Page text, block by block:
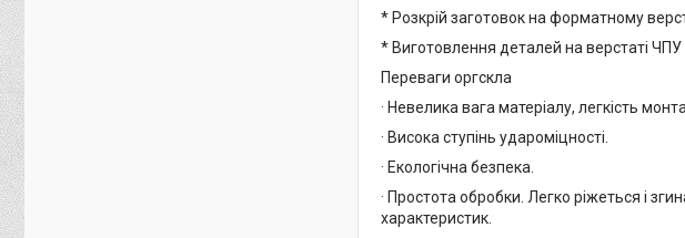
* Розкрій заготовок на форматному
* Виготовлення деталей на верстаті ЧПУ
Переваги оргскла
· Невелика вага матеріалу, легкість
· Висока ступінь удароміцності.
· Екологічна безпека.
· Простота обробки. Легко ріжеться і
характеристик.